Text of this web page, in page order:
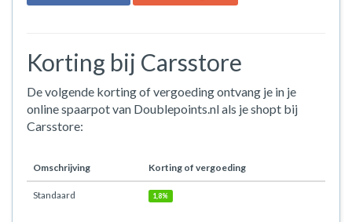
Korting bij Carsstore
De volgende korting of vergoeding ontvang je in je
online spaarpot van Doublepoints.nl als je shopt bij
Carsstore:
Omschrijving Korting of vergoeding
Standaard 1,8%